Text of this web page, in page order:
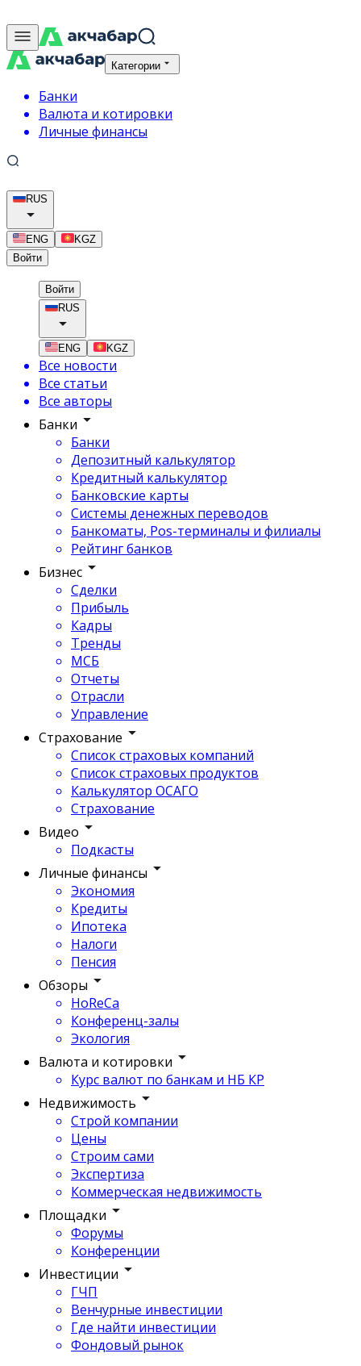
Категории
Банки
Валюта и котировки
Личные финансы
RUS
ENG
KGZ
Войти
Войти
RUS
ENG KGZ
Все новости
Все статьи
Все авторы
Банки
Банки
Депозитный калькулятор
Кредитный калькулятор
Банковские карты
Системы денежных переводов
Банкоматы, Pos-терминалы и филиалы
Рейтинг банков
Бизнес
Сделки
Прибыль
Кадры
Тренды
МСБ
Отчеты
Отрасли
Управление
Страхование
Список страховых компаний
Список страховых продуктов
Калькулятор ОСАГО
Страхование
Видео
Подкасты
Личные финансы
Экономия
Кредиты
Ипотека
Налоги
Пенсия
Обзоры
HoReCa
Конференц-залы
Экология
Валюта и котировки
Курс валют по банкам и НБ КР
Недвижимость
Строй компании
Цены
Строим сами
Экспертиза
Коммерческая недвижимость
Площадки
Форумы
Конференции
Инвестиции
ГЧП
Венчурные инвестиции
Где найти инвестиции
Фондовый рынок